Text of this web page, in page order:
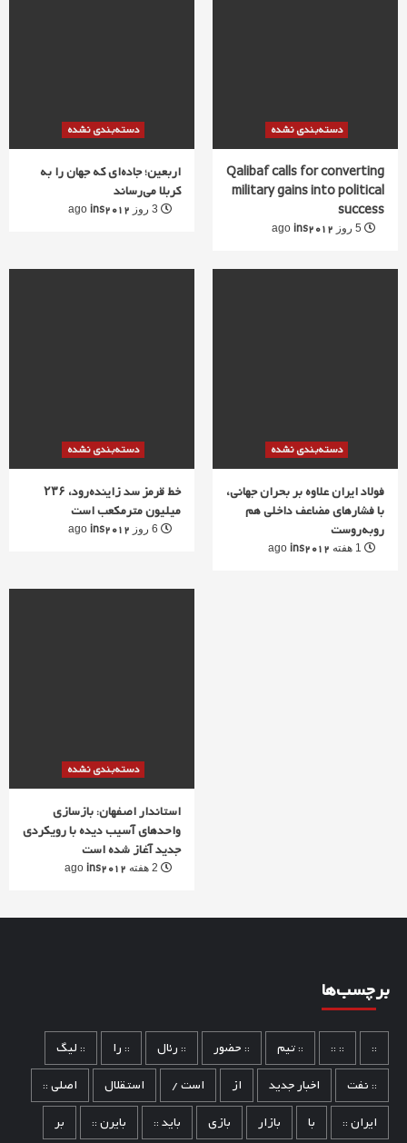
دسته‌بندی نشده
اربعین؛ جاده‌ای که جهان را به
کربلا می‌رساند
ins2012
دسته‌بندی نشده
Qalibaf calls for converting
military gains into political
success
ins2012
دسته‌بندی نشده
خط قرمز سد زاینده‌رود، ۲۳۶
میلیون مترمکعب است
ins2012
دسته‌بندی نشده
فولاد ایران علاوه بر بحران جهانی،
با فشارهای مضاعف داخلی هم
روبه‌روست
ins2012
دسته‌بندی نشده
استاندار اصفهان: بازسازی
واحدهای آسیب دیده با رویکردی
جدید آغاز شده است
ins2012
برچسب‌ها
::
:: :: :: تیم :: حضور :: رئال :: را
:: لیگ
:: نفت
اخبار جدید از است / استقلال
اصلی ::
ایران ::
با بازار بازی باید :: بایرن :: بر